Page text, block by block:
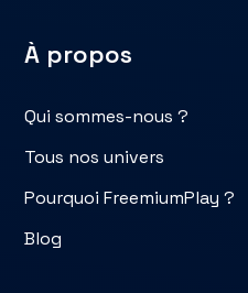
À propos
Qui sommes-nous ?
Tous nos univers
Pourquoi FreemiumPlay ?
Blog